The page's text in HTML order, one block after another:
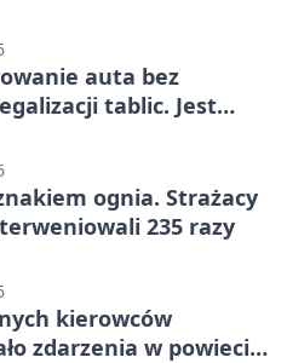
auta bez
tablic. Jest
ognia. Strażacy
235 razy
kierowców
zdarzenia w powiecie